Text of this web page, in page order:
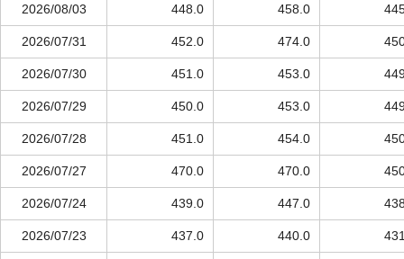
2026/08/03 448.0 458.0
2026/07/31 452.0 474.0
2026/07/30 451.0 453.0
2026/07/29 450.0 453.0
2026/07/28 451.0 454.0
2026/07/27 470.0 470.0
2026/07/24 439.0 447.0
2026/07/23 437.0 440.0